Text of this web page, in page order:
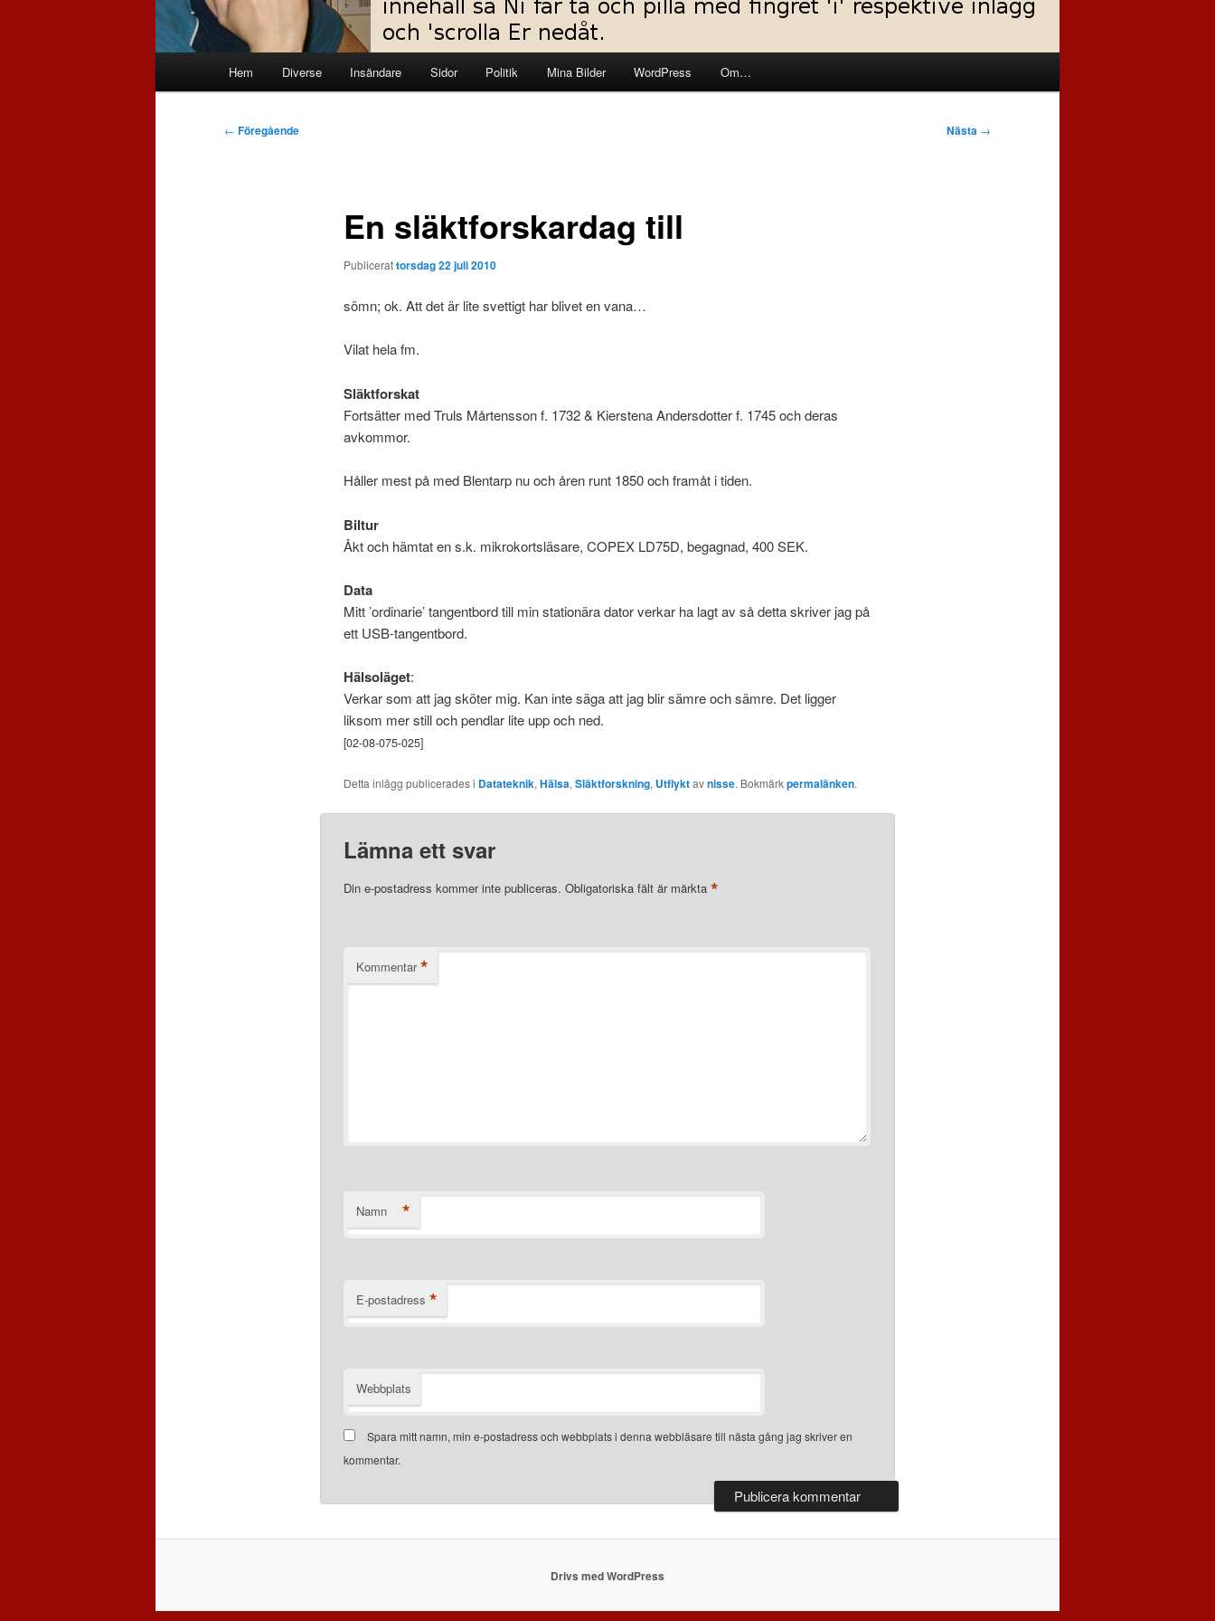
Hem Diverse Insändare Sidor Politik Mina Bilder WordPress Om…
Inläggsnavigering
← Föregående Nästa →
En släktforskardag till
Publicerattorsdag 22 juli 2010
sömn; ok. Att det är lite svettigt har blivet en vana…
Vilat hela fm.
Släktforskat
Fortsätter med Truls Mårtensson f. 1732 & Kierstena Andersdotter f. 1745 och deras
avkommor.
Håller mest på med Blentarp nu och åren runt 1850 och framåt i tiden.
Biltur
Åkt och hämtat en s.k. mikrokortsläsare, COPEX LD75D, begagnad, 400 SEK.
Data
Mitt ’ordinarie’ tangentbord till min stationära dator verkar ha lagt av så detta skriver jag på
ett USB-tangentbord.
Hälsoläget:
Verkar som att jag sköter mig. Kan inte säga att jag blir sämre och sämre. Det ligger
liksom mer still och pendlar lite upp och ned.
[02-08-075-025]
Detta inlägg publicerades i Datateknik, Hälsa, Släktforskning, Utflyktavnisse. Bokmärkpermalänken.
Lämna ett svar
Din e-postadress kommer inte publiceras. Obligatoriska fält är märkta *
Kommentar *
Namn *
E-postadress *
Webbplats
Spara mitt namn, min e-postadress och webbplats i denna webbläsare till nästa gång jag skriver en
kommentar.
Drivs med WordPress